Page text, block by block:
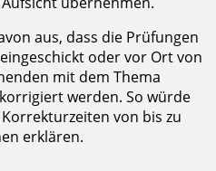
aus, dass die Prüfungen
oder vor Ort von
mit dem Thema
werden. So würde
von bis zu
erklären.